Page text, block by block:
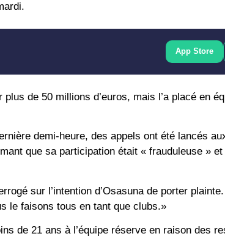
App Store
de 50 millions d’euros, mais l’a placé en
demi-heure, des appels ont été lancés
que sa participation était « frauduleuse » et
sur l’intention d’Osasuna de porter
le faisons tous en tant que clubs.»
de 21 ans à l’équipe réserve en raison des